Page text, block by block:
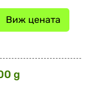
Виж цената
g